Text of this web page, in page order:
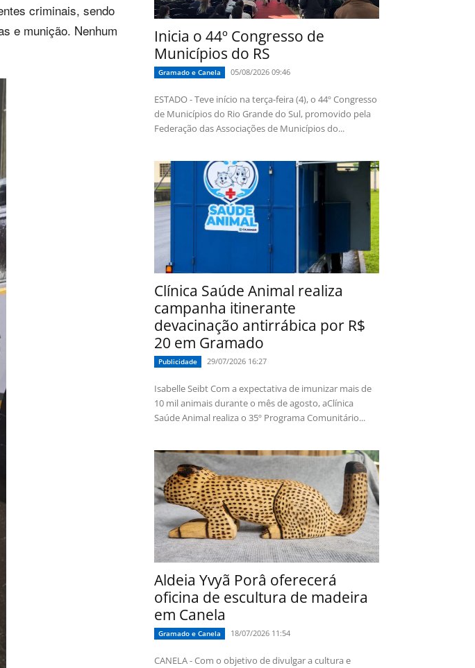
criminais, sendo
e munição. Nenhum
Inicia o 44º Congresso de
Municípios do RS
Gramado e Canela 05/08/2026 09:46
ESTADO - Teve início na terça-feira (4), o 44º Congresso
de Municípios do Rio Grande do Sul, promovido pela
Federação das Associações de Municípios do...
Clínica Saúde Animal realiza
campanha itinerante
devacinação antirrábica por R$
20 em Gramado
Publicidade 29/07/2026 16:27
Isabelle Seibt Com a expectativa de imunizar mais de
10 mil animais durante o mês de agosto, aClínica
Saúde Animal realiza o 35º Programa Comunitário...
Aldeia Yvyã Porâ oferecerá
oficina de escultura de madeira
em Canela
Gramado e Canela 18/07/2026 11:54
CANELA - Com o objetivo de divulgar a cultura e